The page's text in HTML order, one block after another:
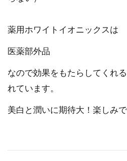
薬用ホワイトイオニックスは
医薬部外品
なので効果をもたらしてくれ
れています。
美白と潤いに期待大！楽しみで